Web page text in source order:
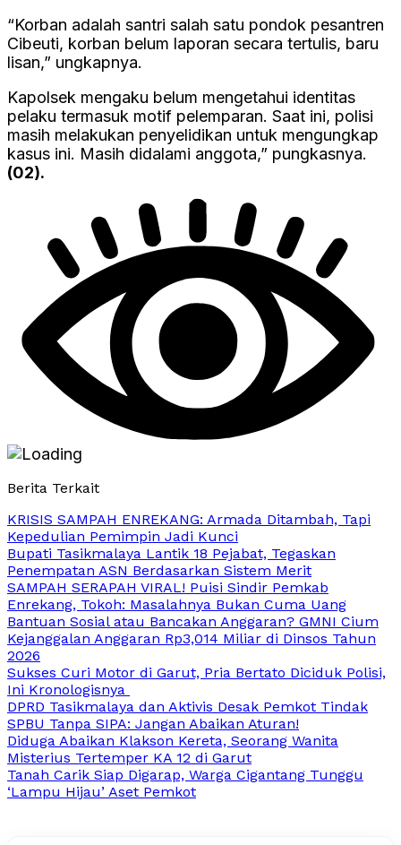
“Korban adalah santri salah satu pondok pesantren
Cibeuti, korban belum laporan secara tertulis, baru
lisan,” ungkapnya.
Kapolsek mengaku belum mengetahui identitas
pelaku termasuk motif pelemparan. Saat ini, polisi
masih melakukan penyelidikan untuk mengungkap
kasus ini. Masih didalami anggota,” pungkasnya.
(02).
Berita Terkait
KRISIS SAMPAH ENREKANG: Armada Ditambah, Tapi
Kepedulian Pemimpin Jadi Kunci
Bupati Tasikmalaya Lantik 18 Pejabat, Tegaskan
Penempatan ASN Berdasarkan Sistem Merit
SAMPAH SERAPAH VIRAL! Puisi Sindir Pemkab
Enrekang, Tokoh: Masalahnya Bukan Cuma Uang
Bantuan Sosial atau Bancakan Anggaran? GMNI Cium
Kejanggalan Anggaran Rp3,014 Miliar di Dinsos Tahun
2026
Sukses Curi Motor di Garut, Pria Bertato Diciduk Polisi,
Ini Kronologisnya
DPRD Tasikmalaya dan Aktivis Desak Pemkot Tindak
SPBU Tanpa SIPA: Jangan Abaikan Aturan!
Diduga Abaikan Klakson Kereta, Seorang Wanita
Misterius Tertemper KA 12 di Garut
Tanah Carik Siap Digarap, Warga Cigantang Tunggu
‘Lampu Hijau’ Aset Pemkot